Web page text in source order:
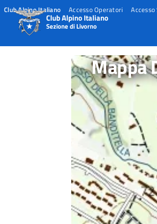
Club Alpino Italiano Accesso Operatori Accesso
Club Alpino Italiano
Sezione di Livorno
Mappa